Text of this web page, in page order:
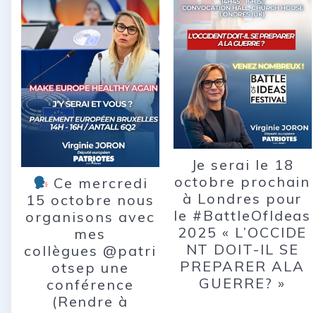
Ce mercredi
15 octobre nous
organisons avec
mes
collègues @patri
otsep une
conférence
(Rendre à
Je serai le 18
octobre prochain
à Londres pour
le #BattleOfIdeas
2025 « L’OCCIDE
NT DOIT-IL SE
PREPARER ALA
GUERRE? »